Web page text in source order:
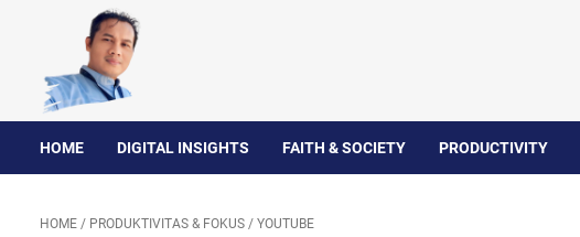
HOME DIGITAL INSIGHTS FAITH & SOCIETY PRODUCTIVITY
HOME / PRODUKTIVITAS & FOKUS / YOUTUBE